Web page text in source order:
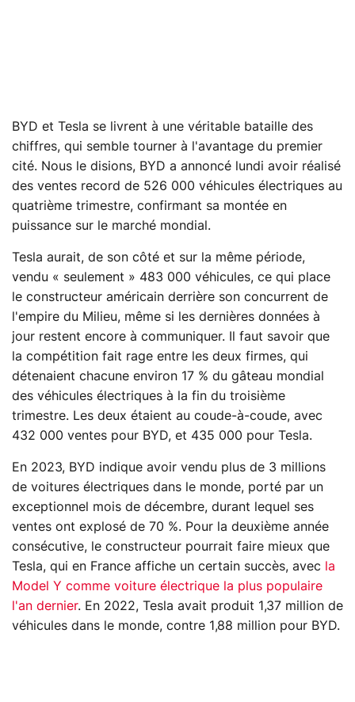
BYD et Tesla se livrent à une véritable bataille des
chiffres, qui semble tourner à l'avantage du premier
cité. Nous le disions, BYD a annoncé lundi avoir réalisé
des ventes record de 526 000 véhicules électriques au
quatrième trimestre, confirmant sa montée en
puissance sur le marché mondial.
Tesla aurait, de son côté et sur la même période,
vendu « seulement » 483 000 véhicules, ce qui place
le constructeur américain derrière son concurrent de
l'empire du Milieu, même si les dernières données à
jour restent encore à communiquer. Il faut savoir que
la compétition fait rage entre les deux firmes, qui
détenaient chacune environ 17 % du gâteau mondial
des véhicules électriques à la fin du troisième
trimestre. Les deux étaient au coude-à-coude, avec
432 000 ventes pour BYD, et 435 000 pour Tesla.
En 2023, BYD indique avoir vendu plus de 3 millions
de voitures électriques dans le monde, porté par un
exceptionnel mois de décembre, durant lequel ses
ventes ont explosé de 70 %. Pour la deuxième année
consécutive, le constructeur pourrait faire mieux que
Tesla, qui en France affiche un certain succès, avec
la
Model Y comme voiture électrique la plus populaire
l'an dernier. En 2022, Tesla avait produit 1,37 million de
véhicules dans le monde, contre 1,88 million pour BYD.